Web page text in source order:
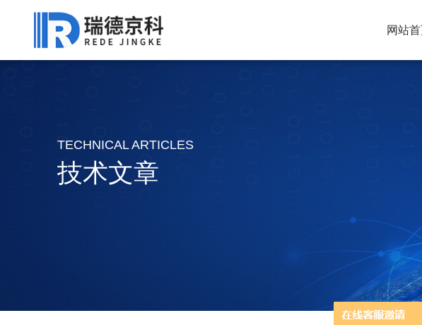
网站
TECHNICAL ARTICLES
技术文章